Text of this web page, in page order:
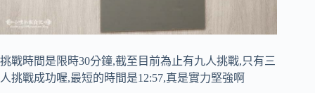
挑戰時間是限時30分鐘,截至目前為止有九人挑戰,只有三
人挑戰成功喔,最短的時間是12:57,真是實力堅強啊